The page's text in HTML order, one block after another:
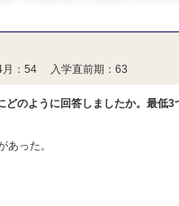
4月：54 入学直前期：63
のように回答しましたか。最低3
あった。